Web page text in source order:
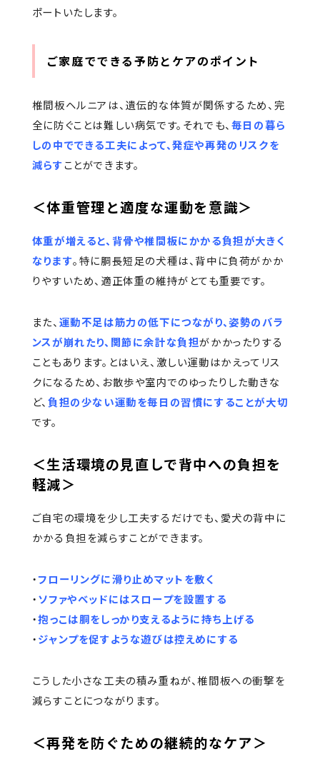
ポートいたします。
ご家庭でできる予防とケアのポイント
椎間板ヘルニアは、遺伝的な体質が関係するため、完
全に防ぐことは難しい病気です。それでも、 毎日の暮ら
しの中でできる工夫によって、発症や再発のリスクを
減らすことができます。
＜体重管理と適度な運動を意識＞
体重が増えると、背骨や椎間板にかかる負担が大きく
なります。特に胴長短足の犬種は、背中に負荷がかか
りやすいため、適正体重の維持がとても重要です。
また、 運動不足は筋力の低下につながり、姿勢のバラ
ンスが崩れたり、関節に余計な負担がかかったりする
こともあります。とはいえ、激しい運動はかえってリス
クになるため、お散歩や室内でのゆったりした動きな
ど、 負担の少ない運動を毎日の習慣にすることが大切
です。
＜生活環境の見直しで背中への負担を
軽減＞
ご自宅の環境を少し工夫するだけでも、愛犬の背中に
かかる負担を減らすことができます。
・フローリングに滑り止めマットを敷く
・ ソファやベッドにはスロープを設置する
・抱っこは胴をしっかり支えるように持ち上げる
・ ジャンプを促すような遊びは控えめにする
こうした小さな工夫の積み重ねが、椎間板への衝撃を
減らすことにつながります。
＜再発を防ぐための継続的なケア＞